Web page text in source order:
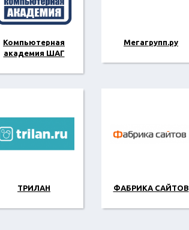
Компьютерная
академия ШАГ
Мегагрупп.ру
ТРИЛАН ФАБРИКА САЙТОВ